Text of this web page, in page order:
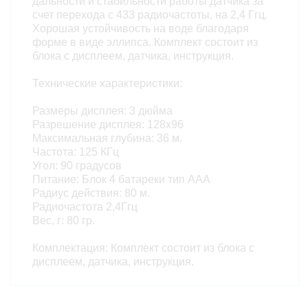
счет перехода с 433 радиочастоты, на 2,4 Ггц.
Хорошая устойчивость на воде благодаря
форме в виде эллипса. Комплект состоит из
блока с дисплеем, датчика, инструкция.
Технические характеристики:
Размеры дисплея: 3 дюйма
Разрешение дисплея: 128х96
Максимальная глубина: 36 м.
Частота: 125 КГц
Угол: 90 градусов
Питание: Блок 4 батареки тип ААА
Радиус действия: 80 м.
Радиочастота 2,4Ггц
Вес, г: 80 гр.
Комплектация: Комплект состоит из блока с
дисплеем, датчика, инструкция.